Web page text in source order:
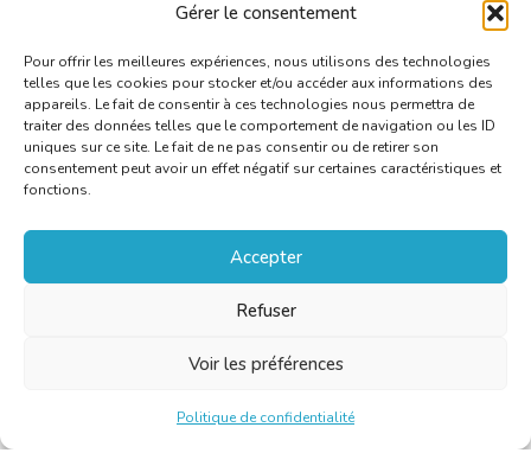
Gérer le consentement
Pour offrir les meilleures expériences, nous utilisons des technologies
telles que les cookies pour stocker et/ou accéder aux informations des
appareils. Le fait de consentir à ces technologies nous permettra de
traiter des données telles que le comportement de navigation ou les ID
uniques sur ce site. Le fait de ne pas consentir ou de retirer son
consentement peut avoir un effet négatif sur certaines caractéristiques et
fonctions.
Accepter
Refuser
Voir les préférences
Politique de confidentialité